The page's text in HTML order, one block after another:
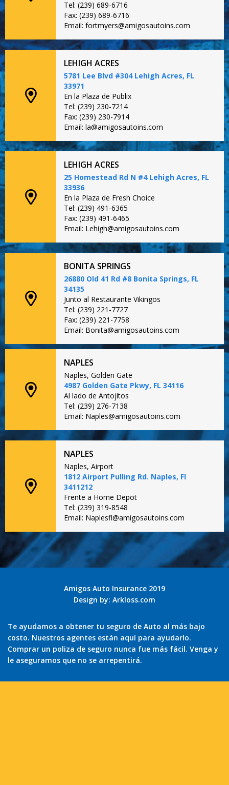
Tel: (239) 689-6716
Fax: (239) 689-6716
Email: fortmyers@amigosautoins.com
LEHIGH ACRES
5781 Lee Blvd #304 Lehigh Acres, FL
33971
En la Plaza de Publix
Tel: (239) 230-7214
Fax: (239) 230-7914
Email: la@amigosautoins.com
LEHIGH ACRES
25 Homestead Rd N #4 Lehigh Acres, FL
33936
En la Plaza de Fresh Choice
Tel: (239) 491-6365
Fax: (239) 491-6465
Email: Lehigh@amigosautoins.com
BONITA SPRINGS
26880 Old 41 Rd #8 Bonita Springs, FL
34135
Junto al Restaurante Vikingos
Tel: (239) 221-7727
Fax: (239) 221-7758
Email: Bonita@amigosautoins.com
NAPLES
Naples, Golden Gate
4987 Golden Gate Pkwy, FL 34116
Al lado de Antojitos
Tel: (239) 276-7138
Email: Naples@amigosautoins.com
NAPLES
Naples, Airport
1812 Airport Pulling Rd. Naples, Fl
3411212
Frente a Home Depot
Tel: (239) 319-8548
Email: Naplesfl@amigosautoins.com
Amigos Auto Insurance 2019
Design by: Arkloss.com
Te ayudamos a obtener tu seguro de Auto al más bajo
costo. Nuestros agentes están aquí para ayudarlo.
Comprar un poliza de seguro nunca fue más fácil. Venga y
le aseguramos que no se arrepentirá.